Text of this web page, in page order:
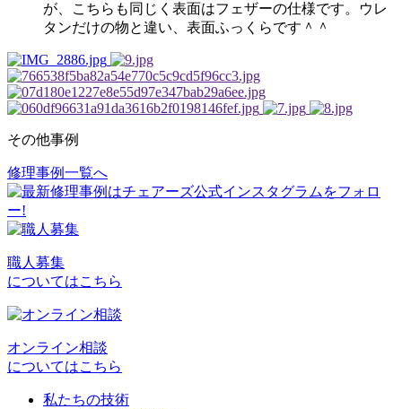
が、こちらも同じく表面はフェザーの仕様です。ウレ
タンだけの物と違い、表面ふっくらです＾＾
その他事例
投
稿
ナ
ビ
ゲ
ー
シ
ョ
修理事例一覧へ
職人募集
についてはこちら
オンライン相談
についてはこちら
私たちの技術